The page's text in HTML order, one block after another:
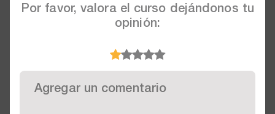
Por favor, valora el curso dejándonos tu
opinión: